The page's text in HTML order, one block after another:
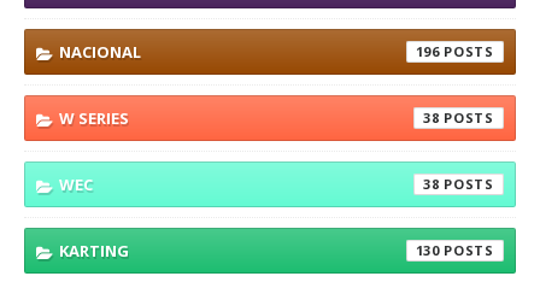
NACIONAL 196
W SERIES 38
WEC 38
KARTING 130